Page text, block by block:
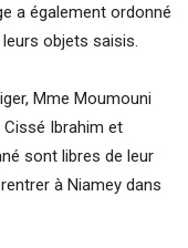
a également ordonné
objets saisis.
Mme Moumouni
Cissé Ibrahim et
sont libres de leur
à Niamey dans